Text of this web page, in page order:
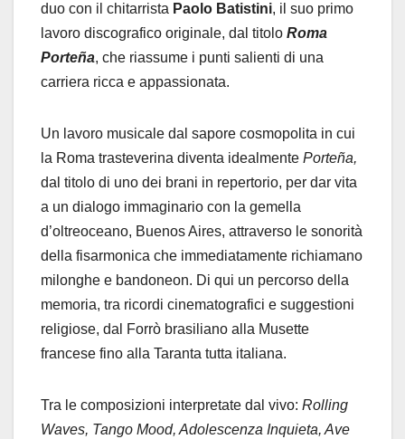
duo con il chitarrista Paolo Batistini, il suo primo
lavoro discografico originale, dal titolo Roma
Porteña, che riassume i punti salienti di una
carriera ricca e appassionata.
Un lavoro musicale dal sapore cosmopolita in cui
la Roma trasteverina diventa idealmente Porteña,
dal titolo di uno dei brani in repertorio, per dar vita
a un dialogo immaginario con la gemella
d’oltreoceano, Buenos Aires, attraverso le sonorità
della fisarmonica che immediatamente richiamano
milonghe e bandoneon. Di qui un percorso della
memoria, tra ricordi cinematografici e suggestioni
religiose, dal Forrò brasiliano alla Musette
francese fino alla Taranta tutta italiana.
Tra le composizioni interpretate dal vivo: Rolling
Waves, Tango Mood, Adolescenza Inquieta, Ave